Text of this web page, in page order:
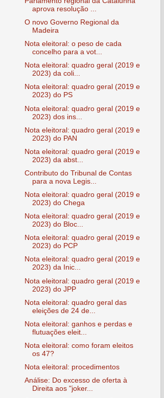
aprova resolução ...
O novo Governo Regional da
Madeira
Nota eleitoral: o peso de cada
concelho para a vot...
Nota eleitoral: quadro geral (2019 e
2023) da coli...
Nota eleitoral: quadro geral (2019 e
2023) do PS
Nota eleitoral: quadro geral (2019 e
2023) dos ins...
Nota eleitoral: quadro geral (2019 e
2023) do PAN
Nota eleitoral: quadro geral (2019 e
2023) da abst...
Contributo do Tribunal de Contas
para a nova Legis...
Nota eleitoral: quadro geral (2019 e
2023) do Chega
Nota eleitoral: quadro geral (2019 e
2023) do Bloc...
Nota eleitoral: quadro geral (2019 e
2023) do PCP
Nota eleitoral: quadro geral (2019 e
2023) da Inic...
Nota eleitoral: quadro geral (2019 e
2023) do JPP
Nota eleitoral: quadro geral das
eleições de 24 de...
Nota eleitoral: ganhos e perdas e
flutuações eleit...
Nota eleitoral: como foram eleitos
os 47?
Nota eleitoral: procedimentos
Análise: Do excesso de oferta à
Direita aos "joker...